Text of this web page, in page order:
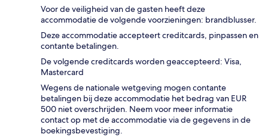
Voor de veiligheid van de gasten heeft deze
accommodatie de volgende voorzieningen: brandblusser.
Deze accommodatie accepteert creditcards, pinpassen en
contante betalingen.
De volgende creditcards worden geaccepteerd: Visa,
Mastercard
Wegens de nationale wetgeving mogen contante
betalingen bij deze accommodatie het bedrag van EUR
500 niet overschrijden. Neem voor meer informatie
contact op met de accommodatie via de gegevens in de
boekingsbevestiging.